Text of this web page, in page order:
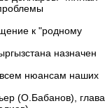
к "родному
назначен
нюансам наших
(О.Бабанов), глава